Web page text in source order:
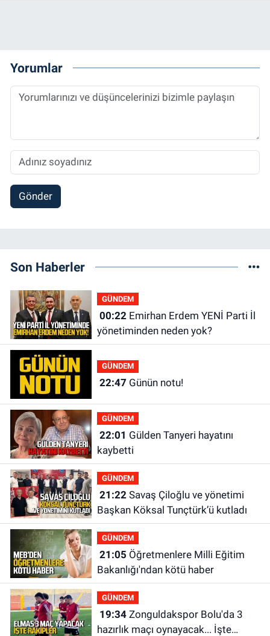
Yorumlar
Gönder
Son Haberler
GÜNDEM
00:22Emirhan Erdem YENİ Parti İl
yönetiminden neden yok?
GÜNDEM
22:47 Günün notu!
GÜNDEM
22:01
kaybetti
GÜNDEM
21:22Savaş Çiloğlu ve yönetimi
Başkan Köksal Tunçtürk’ü kutladı
GÜNDEM
21:05
Bakanlığı'ndan kötü haber
GÜNDEM
19:34Zonguldakspor Bolu'da 3
hazırlık maçı oynayacak... İşte